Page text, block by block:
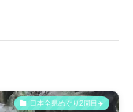
日本全県めぐり2周目✈️